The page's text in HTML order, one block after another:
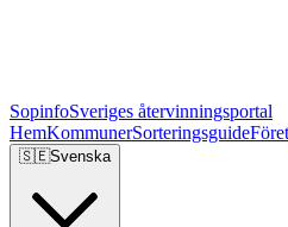
SopinfoSveriges återvinningsportal
HemKommunerSorteringsguide
🇸🇪Svenska